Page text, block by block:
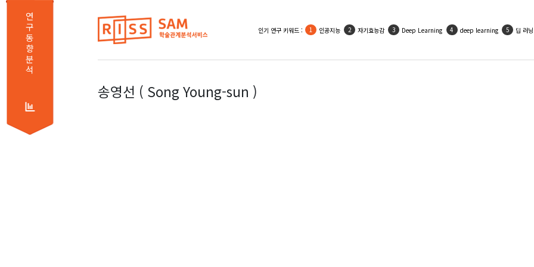
연
구
동
향
분
석
인기 연구 키워드 : 인공지능 자기효능감 Deep Learning deep learning 딥 러닝
송영선 ( Song Young-sun )